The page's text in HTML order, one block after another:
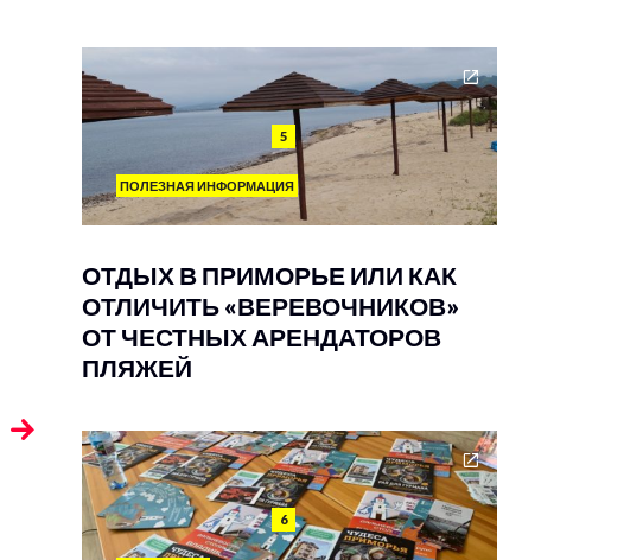
5
ПОЛЕЗНАЯ ИНФОРМАЦИЯ
ОТДЫХ В ПРИМОРЬЕ ИЛИ КАК
ОТЛИЧИТЬ «ВЕРЕВОЧНИКОВ»
ОТ ЧЕСТНЫХ АРЕНДАТОРОВ
ПЛЯЖЕЙ
6